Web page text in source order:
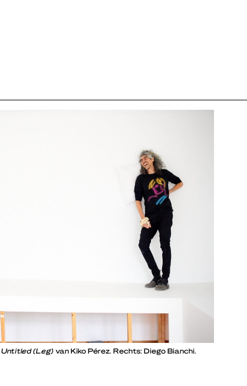
Untitled (Leg) van Kiko Pérez. Rechts: Diego Bianchi.